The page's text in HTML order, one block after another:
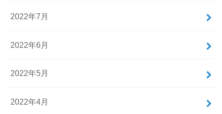
2022年7月
2022年6月
2022年5月
2022年4月